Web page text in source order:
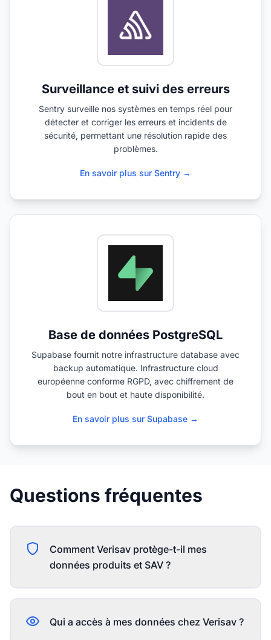
Surveillance et suivi des erreurs
Sentry surveille nos systèmes en temps réel pour
détecter et corriger les erreurs et incidents de
sécurité, permettant une résolution rapide des
problèmes.
En savoir plus sur Sentry →
Base de données PostgreSQL
Supabase fournit notre infrastructure database avec
backup automatique. Infrastructure cloud
européenne conforme RGPD, avec chiffrement de
bout en bout et haute disponibilité.
En savoir plus sur Supabase →
Questions fréquentes
Comment Verisav protège-t-il mes
données produits et SAV ?
Qui a accès à mes données chez Verisav ?